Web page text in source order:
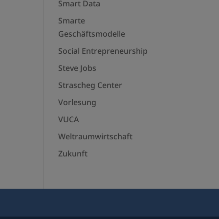
Smart Data
Smarte
Geschäftsmodelle
Social Entrepreneurship
Steve Jobs
Strascheg Center
Vorlesung
VUCA
Weltraumwirtschaft
Zukunft